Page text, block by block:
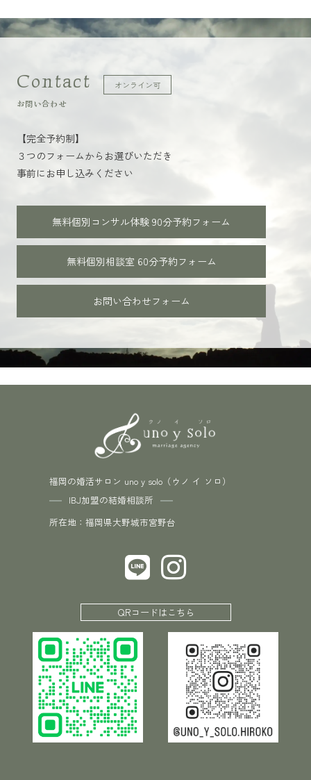
オンライン可
Contact
お問い合わせ
【完全予約制】
３つのフォームからお選びいただき
事前にお申し込みください
無料個別コンサル体験 90分予約フォーム
無料個別相談室 60分予約フォーム
お問い合わせフォーム
福岡の婚活サロン uno y solo（ウノ イ ソロ）
IBJ加盟の結婚相談所
所在地：福岡県大野城市宮野台
QRコードはこちら